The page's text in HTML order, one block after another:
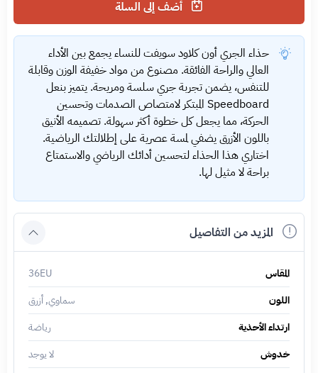
حذاء الجري أون كلاود سويفت للنساء يجمع بين الأداء
العالي والراحة الفائقة. مصنوع من مواد خفيفة الوزن وقابلة
للتنفس، يضمن تجربة جري سلسة ومريحة. يتميز بنعل
Speedboard المبتكر لامتصاص الصدمات وتحسين
الحركة، مما يجعل كل خطوة أكثر سهولة. تصميمه الأنيق
باللون الأزرق يضفي لمسة عصرية على إطلالتك الرياضية.
اختاري هذا الحذاء لتحسين أدائك الرياضي والاستمتاع
براحة لا مثيل لها.
المزيد من التفاصيل
المقاس
36EU
اللون
سماوي, أزرق
ارتداء الأحذية
رياضة
خدوش
لا يوجد